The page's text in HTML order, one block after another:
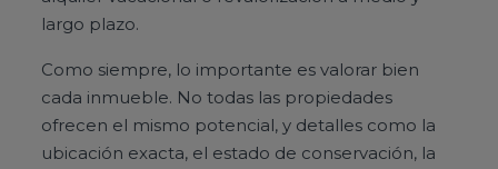
largo plazo.
Como siempre, lo importante es valorar bien
cada inmueble. No todas las propiedades
ofrecen el mismo potencial, y detalles como la
ubicación exacta, el estado de conservación, la